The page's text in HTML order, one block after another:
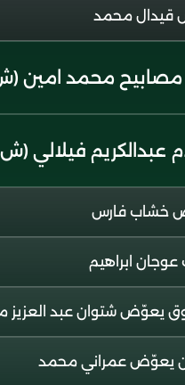
قيدال محمد
محمد امين
فيلالي
خشاب فارس
ابراهيم
يعوّض شتوان عبد العزيز
يعوّض عمراني محمد